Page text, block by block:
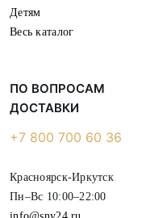
Детям
Весь каталог
ПО ВОПРОСАМ
ДОСТАВКИ
+7 800 700 60 36
Красноярск-Иркутск
Пн–Вс 10:00–22:00